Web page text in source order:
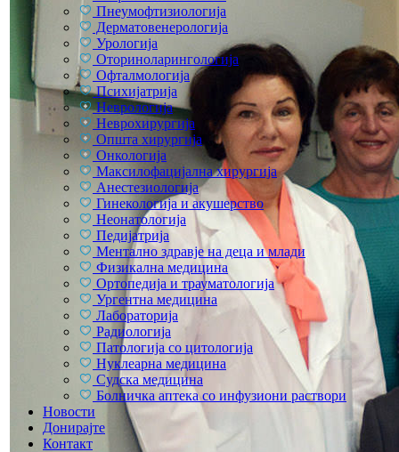
Пнеумофтизиологија
Дерматовенерологија
Урологија
Оториноларингологија
Офталмологија
Психијатрија
Неврологија
Неврохирургија
Општа хирургија
Онкологија
Максилофацијална хирургија
Анестезиологија
Гинекологија и акушерство
Неонатологија
Педијатрија
Ментално здравје на деца и млади
Физикална медицина
Ортопедија и трауматологија
Ургентна медицина
Лабораторија
Радиологија
Патологија со цитологија
Нуклеарна медицина
Судска медицина
Болничка аптека со инфузиони раствори
Новости
Донирајте
Контакт